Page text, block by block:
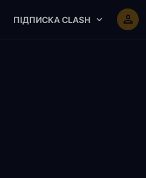
ПІДПИСКА CLASH